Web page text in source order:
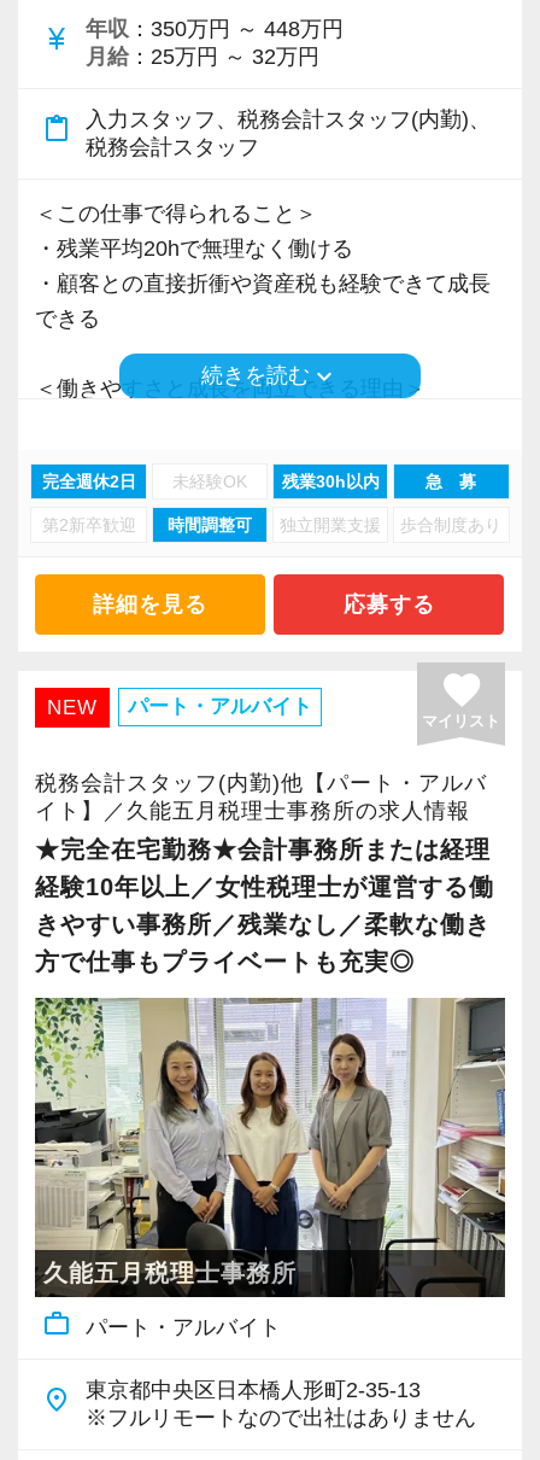
Q. 当事務所を選んだ理由は？
A. 幅広い業務を経験できる点に魅力を感じ、入
所を決めました。
A. さまざまな業務を任せてもらえるので、以前
より成長スピードが上がったと感じています。
Q. 職場の雰囲気は？
A. 上司や先輩に相談しやすく、風通しの良い職
場だと感じています。
・税務経験を活かして成長したい方
・キャリアアップ志向のある方
・顧客対応や提案業務に挑戦したい方
・資産税など専門性を高めたい方
・将来的にマネジメントに関わりたい方
＜まずはカジュアル面談へ＞
・事前に気軽な面談を実施
・仕事内容やキャリアを相談可
・ざっくばらんに質問OK
・納得後に選考へ進めます
・入社時期は柔軟に対応
・半年～1年の調整も可能
まずはカジュアル面談からでも歓迎です
「応募する」からお気軽にご連絡ください。
currency_yen 年収 ：350万円 ～ 448万円
月給 ：25万円 ～ 32万円
content_paste
入力スタッフ、税務会計スタッフ(内勤)、
税務会計スタッフ
＜この仕事で得られること＞
・残業平均20hで無理なく働ける
・顧客との直接折衝や資産税も経験できて成長
できる
＜働きやすさと成長を両立できる理由＞
・分業体制で業務負担を軽減
・顧客対応や提案業務に集中可能
・資産税や相続など専門性の高い案件あり
・経験値が自然と積み上がる環境
・有給取得率90％以上
・繁忙期も月30～40h程度
・男性の育休取得率100％
・テレワーク導入済み
・全席デュアルモニタ完備
＜幅広い経験・成長環境＞
・9割が紹介の安定基盤
・一般企業～医療・学校法人まで対応
・個人～大企業まで幅広く経験可能
・税務顧問＋資産税に関与
・相続／事業承継／M&Aにも対応
＜成長中の税理士法人＞
・全国14拠点で事業展開
・従業員240名以上に拡大
・会計・税務・財務・労務まで対応
続きを読むkeyboard_arrow_down
完全週休2日 未経験OK 残業30h以内 急 募
第2新卒歓迎 時間調整可 独立開業支援 歩合制度あり
詳細を見る 応募する
NEW パート・アルバイト favorite
マイリスト
税務会計スタッフ(内勤)他【パート・アルバ
イト】／久能五月税理士事務所の求人情報
★完全在宅勤務★会計事務所または経理
経験10年以上／女性税理士が運営する働
きやすい事務所／残業なし／柔軟な働き
方で仕事もプライベートも充実◎
久能五月税理士事務所
work_outline パート・アルバイト
place
東京都中央区日本橋人形町2-35-13
※フルリモートなので出社はありません